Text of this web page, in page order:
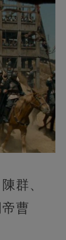
群、
曹